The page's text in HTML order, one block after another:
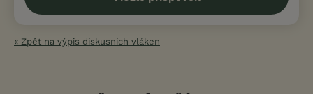
« Zpět na výpis diskusních vláken